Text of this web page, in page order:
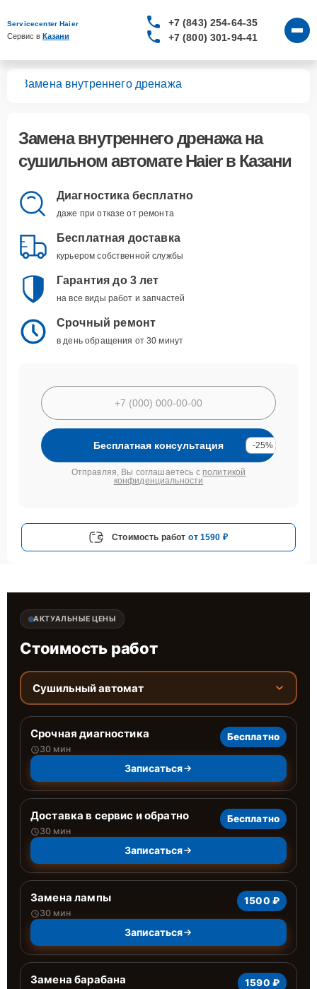
Servicecenter Haier
Сервис в Казани
+7 (843) 254-64-35
+7 (800) 301-94-41
Замена внутреннего дренажа
Замена внутреннего дренажана
сушильном автомате Haier в Казани
Диагностика бесплатно
даже при отказе от ремонта
Бесплатная доставка
курьером собственной службы
Гарантия до 3 лет
на все виды работ и запчастей
Срочный ремонт
в день обращения от 30 минут
Бесплатная консультация -25%
Отправляя, Вы соглашаетесь с политикой
конфиденциальности
Стоимость работ от 1590 ₽
АКТУАЛЬНЫЕ ЦЕНЫ
Стоимость работ
Сушильный автомат
Срочная диагностика
30 мин
Бесплатно
Записаться
Доставка в сервис и обратно
30 мин
Бесплатно
Записаться
Замена лампы
30 мин
1500 ₽
Записаться
Замена барабана 1590 ₽